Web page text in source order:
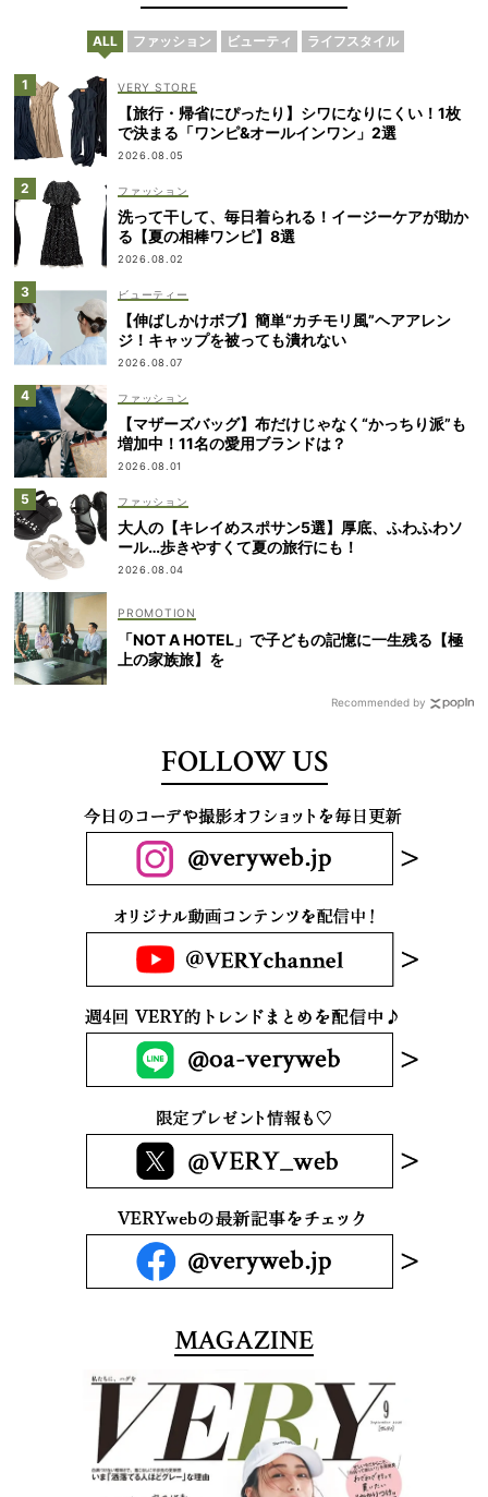
ALL ファッション ビューティ ライフスタイル
VERY STORE
【旅行・帰省にぴったり】シワになりにくい！1枚
で決まる「ワンピ&オールインワン」2選
2026.08.05
ファッション
洗って干して、毎日着られる！イージーケアが助か
る【夏の相棒ワンピ】8選
2026.08.02
ビューティー
【伸ばしかけボブ】簡単“カチモリ風”ヘアアレン
ジ！キャップを被っても潰れない
2026.08.07
ファッション
【マザーズバッグ】布だけじゃなく“かっちり派”も
増加中！11名の愛用ブランドは？
2026.08.01
ファッション
大人の【キレイめスポサン5選】厚底、ふわふわソ
ール…歩きやすくて夏の旅行にも！
2026.08.04
「NOT A HOTEL」で子どもの記憶に一生残る【極
上の家族旅】を
Recommended by
FOLLOW US
MAGAZINE